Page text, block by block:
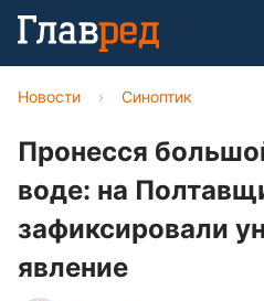
Новости › Синоптик
Пронесся
воде: на
зафиксировали
явление